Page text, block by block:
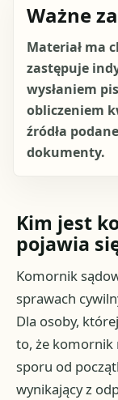
Ważne
Materiał ma
zastępuje
wysłaniem
obliczeniem
źródła
dokumenty.
Kim jest
pojawia
Komornik
sprawach
Dla osoby,
to, że komornik
sporu od
wynikający z